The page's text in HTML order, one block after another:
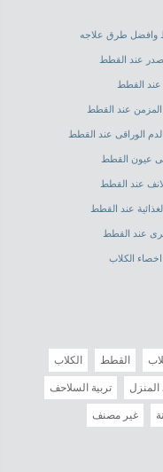
وافضل طرق علاجه
عند القطط
عند القطط
عند القطط
الوراقى عند القطط
عيون القطط
عند القطط
عند القطط
عند القطط
الكلاب
القطط الكلاب
المنزل تربية السلاحف
غير مصنف